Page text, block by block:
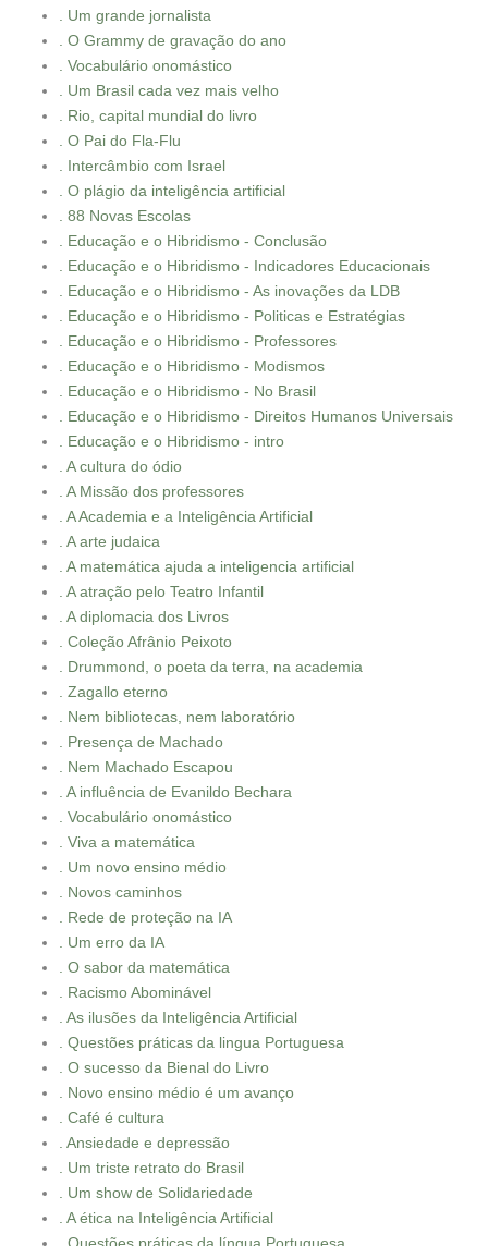
. Um grande jornalista
. O Grammy de gravação do ano
. Vocabulário onomástico
. Um Brasil cada vez mais velho
. Rio, capital mundial do livro
. O Pai do Fla-Flu
. Intercâmbio com Israel
. O plágio da inteligência artificial
. 88 Novas Escolas
. Educação e o Hibridismo - Conclusão
. Educação e o Hibridismo - Indicadores Educacionais
. Educação e o Hibridismo - As inovações da LDB
. Educação e o Hibridismo - Politicas e Estratégias
. Educação e o Hibridismo - Professores
. Educação e o Hibridismo - Modismos
. Educação e o Hibridismo - No Brasil
. Educação e o Hibridismo - Direitos Humanos Universais
. Educação e o Hibridismo - intro
. A cultura do ódio
. A Missão dos professores
. A Academia e a Inteligência Artificial
. A arte judaica
. A matemática ajuda a inteligencia artificial
. A atração pelo Teatro Infantil
. A diplomacia dos Livros
. Coleção Afrânio Peixoto
. Drummond, o poeta da terra, na academia
. Zagallo eterno
. Nem bibliotecas, nem laboratório
. Presença de Machado
. Nem Machado Escapou
. A influência de Evanildo Bechara
. Vocabulário onomástico
. Viva a matemática
. Um novo ensino médio
. Novos caminhos
. Rede de proteção na IA
. Um erro da IA
. O sabor da matemática
. Racismo Abominável
. As ilusões da Inteligência Artificial
. Questões práticas da lingua Portuguesa
. O sucesso da Bienal do Livro
. Novo ensino médio é um avanço
. Café é cultura
. Ansiedade e depressão
. Um triste retrato do Brasil
. Um show de Solidariedade
. A ética na Inteligência Artificial